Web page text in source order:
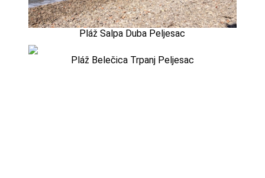
Pláž Salpa Duba Peljesac
Pláž Belečica Trpanj Peljesac